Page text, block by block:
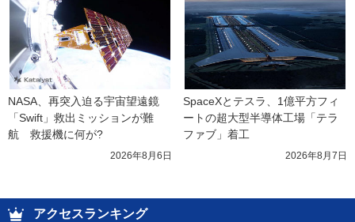
NASA、再突入迫る宇宙望遠鏡
「Swift」救出ミッションが難
航　救援機に何が?
2026年8月6日
SpaceXとテスラ、1億平方フィ
ートの超大型半導体工場「テラ
ファブ」着工
2026年8月7日
アクセスランキング